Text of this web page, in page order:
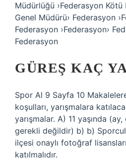
Müdürlüğü ›Federasyon
Genel Müdürü› Federasyon
Federasyon ›Federasyon›
Federasyon
GÜREŞ KAÇ
Spor Al 9 Sayfa 10
koşulları, yarışmalara
yarışmalar. A) 11 yaşında
gerekli değildir) b) b)
ilçesi onaylı fotoğraf
katılmalıdır.